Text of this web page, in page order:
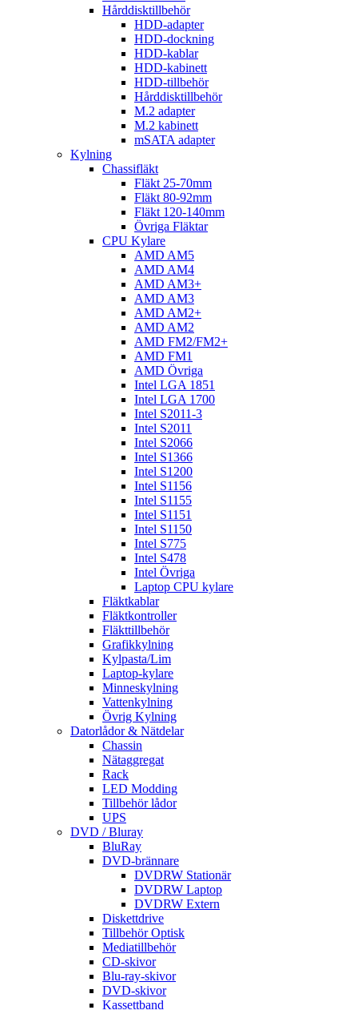
Hårddisktillbehör
HDD-adapter
HDD-dockning
HDD-kablar
HDD-kabinett
HDD-tillbehör
Hårddisktillbehör
M.2 adapter
M.2 kabinett
mSATA adapter
Kylning
Chassifläkt
Fläkt 25-70mm
Fläkt 80-92mm
Fläkt 120-140mm
Övriga Fläktar
CPU Kylare
AMD AM5
AMD AM4
AMD AM3+
AMD AM3
AMD AM2+
AMD AM2
AMD FM2/FM2+
AMD FM1
AMD Övriga
Intel LGA 1851
Intel LGA 1700
Intel S2011-3
Intel S2011
Intel S2066
Intel S1366
Intel S1200
Intel S1156
Intel S1155
Intel S1151
Intel S1150
Intel S775
Intel S478
Intel Övriga
Laptop CPU kylare
Fläktkablar
Fläktkontroller
Fläkttillbehör
Grafikkylning
Kylpasta/Lim
Laptop-kylare
Minneskylning
Vattenkylning
Övrig Kylning
Datorlådor & Nätdelar
Chassin
Nätaggregat
Rack
LED Modding
Tillbehör lådor
UPS
DVD / Bluray
BluRay
DVD-brännare
DVDRW Stationär
DVDRW Laptop
DVDRW Extern
Diskettdrive
Tillbehör Optisk
Mediatillbehör
CD-skivor
Blu-ray-skivor
DVD-skivor
Kassettband